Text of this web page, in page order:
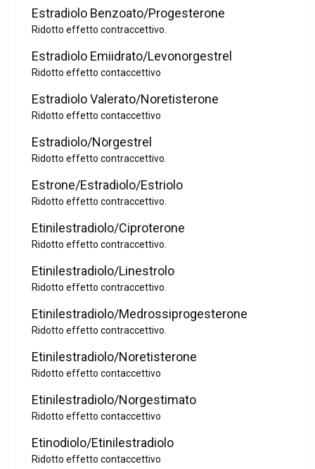
Estradiolo Benzoato/Progesterone
Ridotto effetto contraccettivo.
Estradiolo Emiidrato/Levonorgestrel
Ridotto effetto contaccettivo
Estradiolo Valerato/Noretisterone
Ridotto effetto contaccettivo
Estradiolo/Norgestrel
Ridotto effetto contraccettivo.
Estrone/Estradiolo/Estriolo
Ridotto effetto contraccettivo.
Etinilestradiolo/Ciproterone
Ridotto effetto contraccettivo.
Etinilestradiolo/Linestrolo
Ridotto effetto contraccettivo.
Etinilestradiolo/Medrossiprogesterone
Ridotto effetto contraccettivo.
Etinilestradiolo/Noretisterone
Ridotto effetto contaccettivo
Etinilestradiolo/Norgestimato
Ridotto effetto contaccettivo
Etinodiolo/Etinilestradiolo
Ridotto effetto contaccettivo